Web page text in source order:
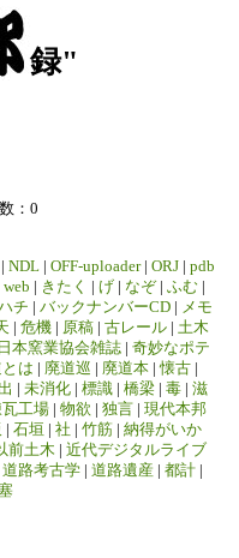
録"
：0
| NDL | OFF-uploader| ORJ | pdb
web | きたく | げ | なぞ| ふむ |
チ | バックナンバーCD | メモ
| 危機 | 原稿 | 古レール | 土木
本窯業協会雑誌 | 奇妙なポテ
は | 廃道巡 | 廃道本 |懐古 |
| 未消化 | 標識 | 橋梁 | 毒 | 滋
工場 | 物欲 | 独言 | 現代本邦
| 石垣 | 社 | 竹筋 | 納得がいか
前土木 | 近代デジタルライブ
道路考古学 | 道路遺産 | 都計 |